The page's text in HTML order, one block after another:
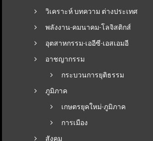
วิเคราะห์ บทความ ต่างประเทศ
พลังงาน-คมนาคม-โลจิสติกส์
อุตสาหกรรม-เออีซี-เอสเอมอี
อาชญากรรม
กระบวนการยุติธรรม
ภูมิภาค
เกษตรยุคใหม่-ภูมิภาค
การเมือง
สังคม